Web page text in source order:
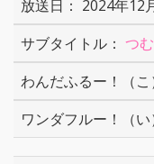
2024年12
つ